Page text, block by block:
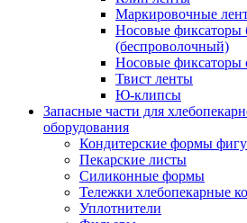
Маркировочные
Носовые фиксаторы
(беспроволочный)
Носовые фиксаторы
Твист ленты
Ю-клипсы
Запасные части для
оборудования
Кондитерские формы
Пекарские листы
Силиконные формы
Тележки хлебопекарные
Уплотнители